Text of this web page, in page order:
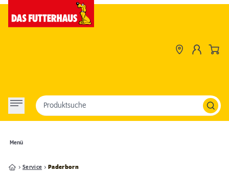
Menü
Produktsuche
Service Paderborn